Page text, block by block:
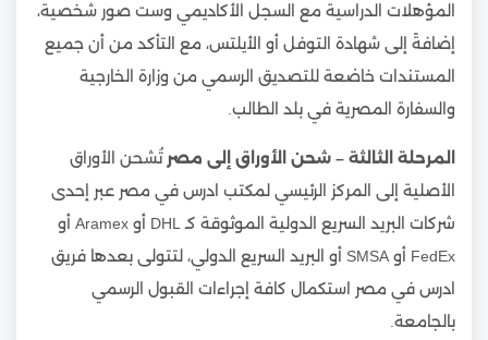
المؤهلات الدراسية مع السجل الأكاديمي وست صور شخصية،
إضافةً إلى شهادة التوفل أو الأيلتس، مع التأكد من أن جميع
المستندات خاضعة للتصديق الرسمي من وزارة الخارجية
والسفارة المصرية في بلد الطالب.
المرحلة الثالثة – شحن الأوراق إلى مصر تُشحن الأوراق
الأصلية إلى المركز الرئيسي لمكتب ادرس في مصر عبر إحدى
شركات البريد السريع الدولية الموثوقة كـ DHL أو Aramex أو
FedEx أو SMSA أو البريد السريع الدولي، لتتولى بعدها فريق
ادرس في مصر استكمال كافة إجراءات القبول الرسمي
بالجامعة.